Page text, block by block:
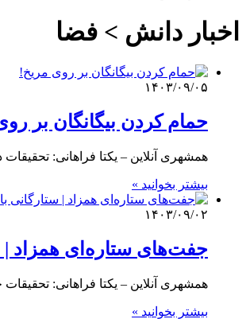
اخبار دانش > فضا
۱۴۰۳/۰۹/۰۵
حمام کردن بیگانگان بر
همشهری آنلاین – یکتا فراهانی: تحقیقات دانشمندان نشان داده است
بیشتر بخوانید »
۱۴۰۳/۰۹/۰۲
جفت‌های ستاره‌ای همزاد |
همشهری آنلاین – یکتا فراهانی:
بیشتر بخوانید »